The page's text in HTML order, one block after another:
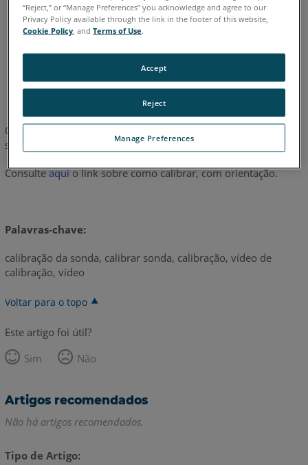
Coreano Espanhol
Italiano Japonês Português
Consulte o seguinte documento sobre como calibrar uma
sonda de esfera
Consulteaquio link sobre como calibrar, com orientação.
Palavras-chave:
calibração da sonda, calibrar sonda, calibração, vídeo de
calibração, vídeo
Voltar para o topo
Este artigo foi útil?
Sim
Não
Artigos recomendados
Não há artigos recomendados.
Tipo de Artigo
“Reject,” or “Manage Preferences” you acknowledge and agree to our
Privacy Policy available through the link in the footer of this website,
Cookie Policy , andTerms of Use.
Manage Preferences
Reject
Accept